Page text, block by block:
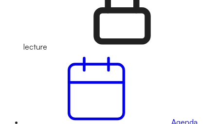
lecture
Agenda